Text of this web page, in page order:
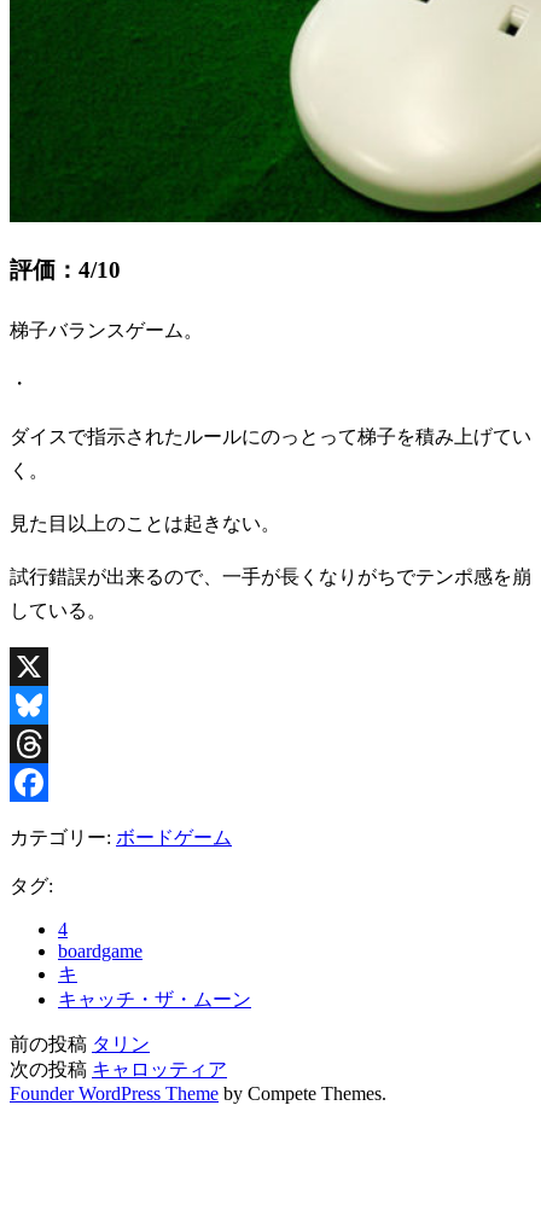
評価：4/10
梯子バランスゲーム。
・
ダイスで指示されたルールにのっとって梯子を積み上げてい
く。
見た目以上のことは起きない。
試行錯誤が出来るので、一手が長くなりがちでテンポ感を崩
している。
X
Bluesky
Threads
カテゴリー: ボードゲーム
タグ:
4
boardgame
キ
キャッチ・ザ・ムーン
前の投稿 タリン
次の投稿 キャロッティア
Founder WordPress Theme by Compete Themes.